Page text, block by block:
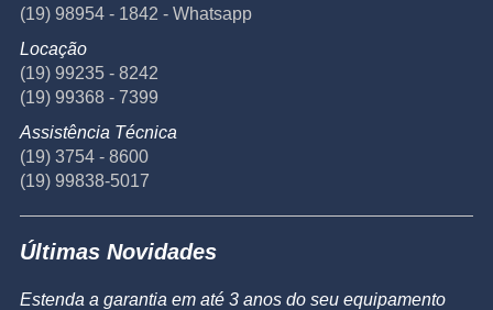
(19) 98954 - 1842 - Whatsapp
Locação
(19) 99235 - 8242
(19) 99368 - 7399
Assistência Técnica
(19) 3754 - 8600
(19) 99838-5017
Últimas Novidades
Estenda a garantia em até 3 anos do seu equipamento